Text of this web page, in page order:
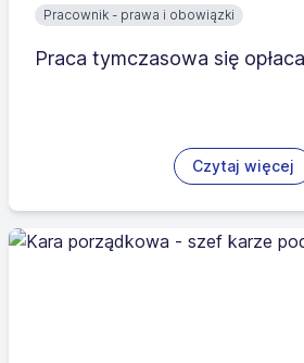
Pracownik - prawa i obowiązki
Praca tymczasowa się
Czytaj więcej